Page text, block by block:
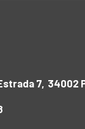
7, 34002